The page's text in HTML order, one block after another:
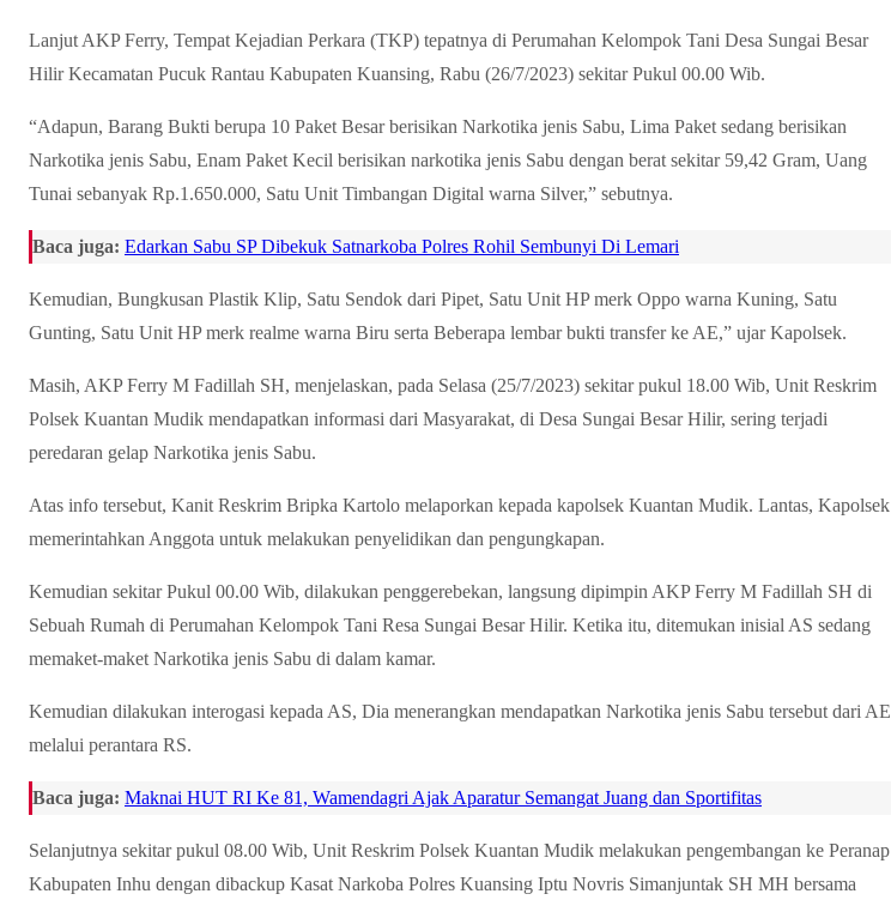
Lanjut AKP Ferry, Tempat Kejadian Perkara (TKP) tepatnya di Perumahan Kelompok Tani Desa Sungai Besar
Hilir Kecamatan Pucuk Rantau Kabupaten Kuansing, Rabu (26/7/2023) sekitar Pukul 00.00 Wib.
“Adapun, Barang Bukti berupa 10 Paket Besar berisikan Narkotika jenis Sabu, Lima Paket sedang berisikan
Narkotika jenis Sabu, Enam Paket Kecil berisikan narkotika jenis Sabu dengan berat sekitar 59,42 Gram, Uang
Tunai sebanyak Rp.1.650.000, Satu Unit Timbangan Digital warna Silver,” sebutnya.
Baca juga: Edarkan Sabu SP Dibekuk Satnarkoba Polres Rohil Sembunyi Di Lemari
Kemudian, Bungkusan Plastik Klip, Satu Sendok dari Pipet, Satu Unit HP merk Oppo warna Kuning, Satu
Gunting, Satu Unit HP merk realme warna Biru serta Beberapa lembar bukti transfer ke AE,” ujar Kapolsek.
Masih, AKP Ferry M Fadillah SH, menjelaskan, pada Selasa (25/7/2023) sekitar pukul 18.00 Wib, Unit Reskrim
Polsek Kuantan Mudik mendapatkan informasi dari Masyarakat, di Desa Sungai Besar Hilir, sering terjadi
peredaran gelap Narkotika jenis Sabu.
Atas info tersebut, Kanit Reskrim Bripka Kartolo melaporkan kepada kapolsek Kuantan Mudik. Lantas, Kapolsek
memerintahkan Anggota untuk melakukan penyelidikan dan pengungkapan.
Kemudian sekitar Pukul 00.00 Wib, dilakukan penggerebekan, langsung dipimpin AKP Ferry M Fadillah SH di
Sebuah Rumah di Perumahan Kelompok Tani Resa Sungai Besar Hilir. Ketika itu, ditemukan inisial AS sedang
memaket-maket Narkotika jenis Sabu di dalam kamar.
Kemudian dilakukan interogasi kepada AS, Dia menerangkan mendapatkan Narkotika jenis Sabu tersebut dari AE
melalui perantara RS.
Baca juga: Maknai HUT RI Ke 81, Wamendagri Ajak Aparatur Semangat Juang dan Sportifitas
Selanjutnya sekitar pukul 08.00 Wib, Unit Reskrim Polsek Kuantan Mudik melakukan pengembangan ke Peranap
Kabupaten Inhu dengan dibackup Kasat Narkoba Polres Kuansing Iptu Novris Simanjuntak SH MH bersama